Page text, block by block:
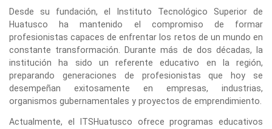
Desde su fundación, el Instituto Tecnológico Superior de
Huatusco ha mantenido el compromiso de formar
profesionistas capaces de enfrentar los retos de un mundo en
constante transformación. Durante más de dos décadas, la
institución ha sido un referente educativo en la región,
preparando generaciones de profesionistas que hoy se
desempeñan exitosamente en empresas, industrias,
organismos gubernamentales y proyectos de emprendimiento.
Actualmente, el ITSHuatusco ofrece programas educativos